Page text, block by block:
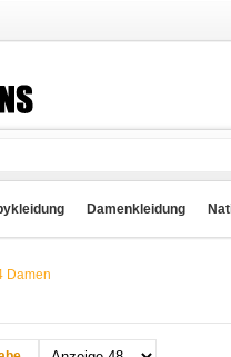
Damenkleidung
Damen